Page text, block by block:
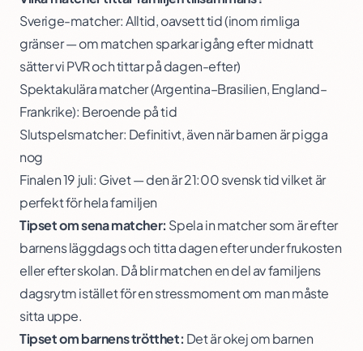
Sverige-matcher: Alltid, oavsett tid (inom rimliga
gränser — om matchen sparkar igång efter midnatt
sätter vi PVR och tittar på dagen-efter)
Spektakulära matcher (Argentina–Brasilien, England–
Frankrike): Beroende på tid
Slutspelsmatcher: Definitivt, även när barnen är pigga
nog
Finalen 19 juli: Givet — den är 21:00 svensk tid vilket är
perfekt för hela familjen
Tipset om sena matcher: Spela in matcher som är efter
barnens läggdags och titta dagen efter under frukosten
eller efter skolan. Då blir matchen en del av familjens
dagsrytm istället för en stressmoment om man måste
sitta uppe.
Tipset om barnens trötthet: Det är okej om barnen